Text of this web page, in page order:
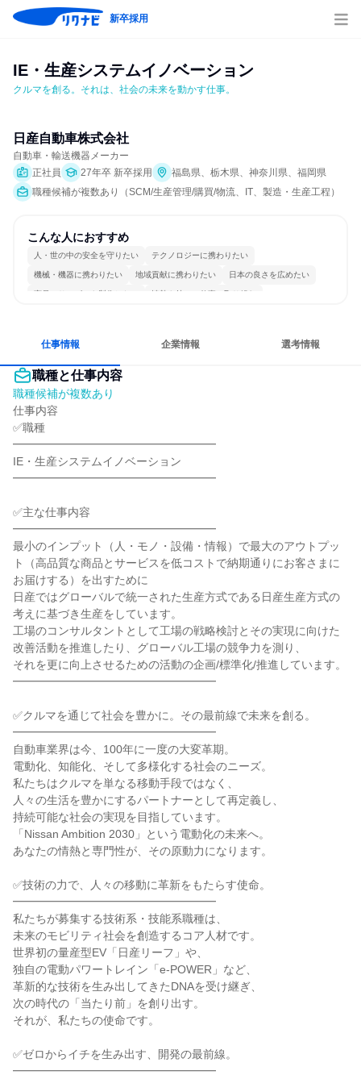
新卒採用
IE・生産システムイノベーション
クルマを創る。それは、社会の未来を動かす仕事。
日産自動車株式会社
自動車・輸送機器メーカー
正社員
27年卒 新卒採用
福島県、栃木県、神奈川県、福岡県
職種候補が複数あり（SCM/生産管理/購買/物流、IT、製造・生産工程）
こんな人におすすめ
人・世の中の安全を守りたい テクノロジーに携わりたい
機械・機器に携わりたい 地域貢献に携わりたい 日本の良さを広めたい
商品・サービスを製作したい 情熱を持って仕事に取り組む
仕事情報 企業情報 選考情報
職種と仕事内容
職種候補が複数あり
仕事内容
✅職種
━━━━━━━━━━━━━━━━━━
IE・生産システムイノベーション
━━━━━━━━━━━━━━━━━━
✅主な仕事内容
━━━━━━━━━━━━━━━━━━
最小のインプット（人・モノ・設備・情報）で最大のアウトプッ
ト（高品質な商品とサービスを低コストで納期通りにお客さまに
お届けする）を出すために
日産ではグローバルで統一された生産方式である日産生産方式の
考えに基づき生産をしています。
工場のコンサルタントとして工場の戦略検討とその実現に向けた
改善活動を推進したり、グローバル工場の競争力を測り、
それを更に向上させるための活動の企画/標準化/推進しています。
━━━━━━━━━━━━━━━━━━
✅クルマを通じて社会を豊かに。その最前線で未来を創る。
━━━━━━━━━━━━━━━━━━
自動車業界は今、100年に一度の大変革期。
電動化、知能化、そして多様化する社会のニーズ。
私たちはクルマを単なる移動手段ではなく、
人々の生活を豊かにするパートナーとして再定義し、
持続可能な社会の実現を目指しています。
「Nissan Ambition 2030」という電動化の未来へ。
あなたの情熱と専門性が、その原動力になります。
✅技術の力で、人々の移動に革新をもたらす使命。
━━━━━━━━━━━━━━━━━━
私たちが募集する技術系・技能系職種は、
未来のモビリティ社会を創造するコア人材です。
世界初の量産型EV「日産リーフ」や、
独自の電動パワートレイン「e-POWER」など、
革新的な技術を生み出してきたDNAを受け継ぎ、
次の時代の「当たり前」を創り出す。
それが、私たちの使命です。
✅ゼロからイチを生み出す、開発の最前線。
━━━━━━━━━━━━━━━━━━